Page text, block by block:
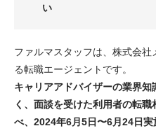
い
ファルマスタッフは、株式会
る転職エージェントです。
キャリアアドバイザーの業界
く、面談を受けた利用者の転
べ、2024年6月5日〜6月24日実